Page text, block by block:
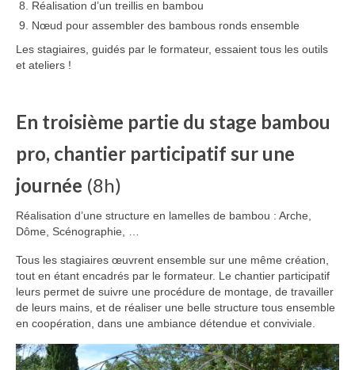
Réalisation d’un treillis en bambou
Nœud pour assembler des bambous ronds ensemble
Les stagiaires, guidés par le formateur, essaient tous les outils
et ateliers !
En troisième partie du stage bambou
pro, chantier participatif sur une
journée (8h)
Réalisation d’une structure en lamelles de bambou : Arche,
Dôme, Scénographie, …
Tous les stagiaires œuvrent ensemble sur une même création,
tout en étant encadrés par le formateur. Le chantier participatif
leurs permet de suivre une procédure de montage, de travailler
de leurs mains, et de réaliser une belle structure tous ensemble
en coopération, dans une ambiance détendue et conviviale.